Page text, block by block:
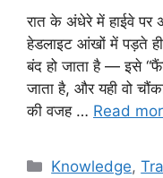
रात के अंधेरे में हाईवे
हेडलाइट आंखों में पड़ते
बंद हो जाता है — इसे
जाता है, और यही वो
की वजह … Read
Categories
Knowledge,